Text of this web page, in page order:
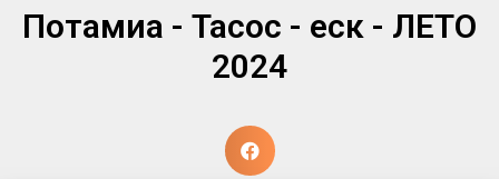
Потамиа - Тасос - eск - ЛЕТО
2024